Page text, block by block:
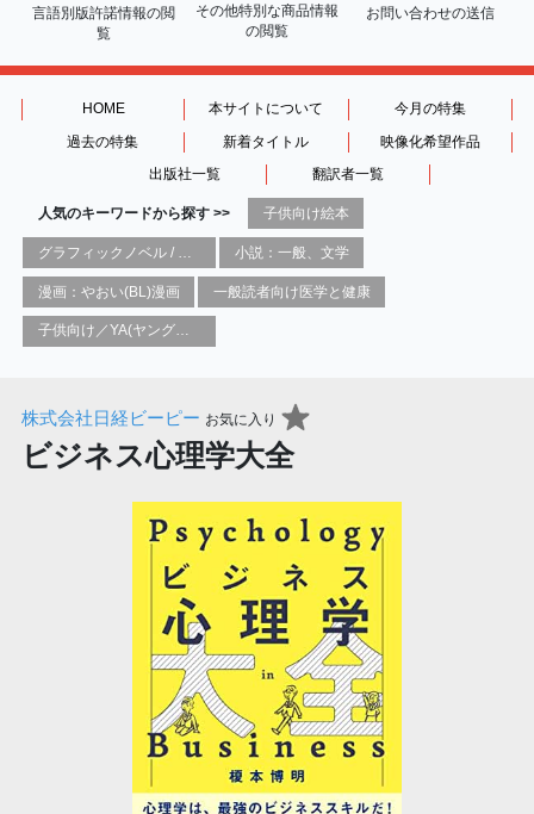
言語別版許諾情報の閲
覧
その他特別な商品情報
の閲覧
お問い合わせの送信
HOME 本サイトについて
今月の特集
過去の特集
新着タイトル
映像化希望作品
出版社一覧
翻訳者一覧
人気のキーワードから探す >> 子供向け絵本
小説：一般、文学
漫画：やおい(BL)漫画 一般読者向け医学と健康
子供向け／YA(ヤングアダルト)向け一般：芸術&芸術家
株式会社日経ビーピー お気に入り
ビジネス心理学大全